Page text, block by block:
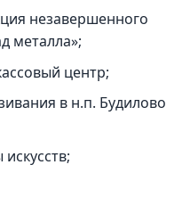
незавершенного
металла»;
центр;
в н.п. Будилово